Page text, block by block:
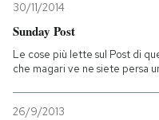
30/11/2014
Sunday Post
Le cose più lette sul Post di
che magari ve ne siete persa
26/9/2013